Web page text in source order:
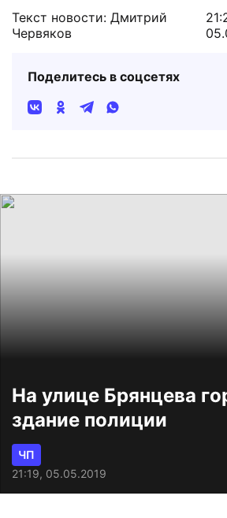
Текст новости: Дмитрий
Червяков
Поделитесь в соцсетях
На улице Брянцева
здание полиции
ЧП
21:19, 05.05.2019